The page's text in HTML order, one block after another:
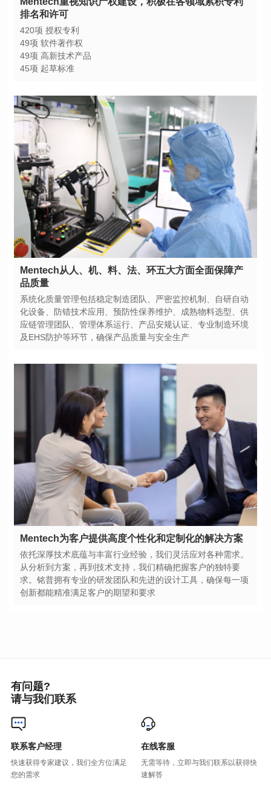
排名和许可
420项 授权专利
49项 软件著作权
49项 高新技术产品
45项 起草标准
品质量
及EHS防护等环节，确保产品质量与安全生产
Mentech为客户提供高度个性化和定制化的解决方案
创新都能精准满足客户的期望和要求
有问题?
请与我们联系
联系客户经理
您的需求
在线客服
速解答